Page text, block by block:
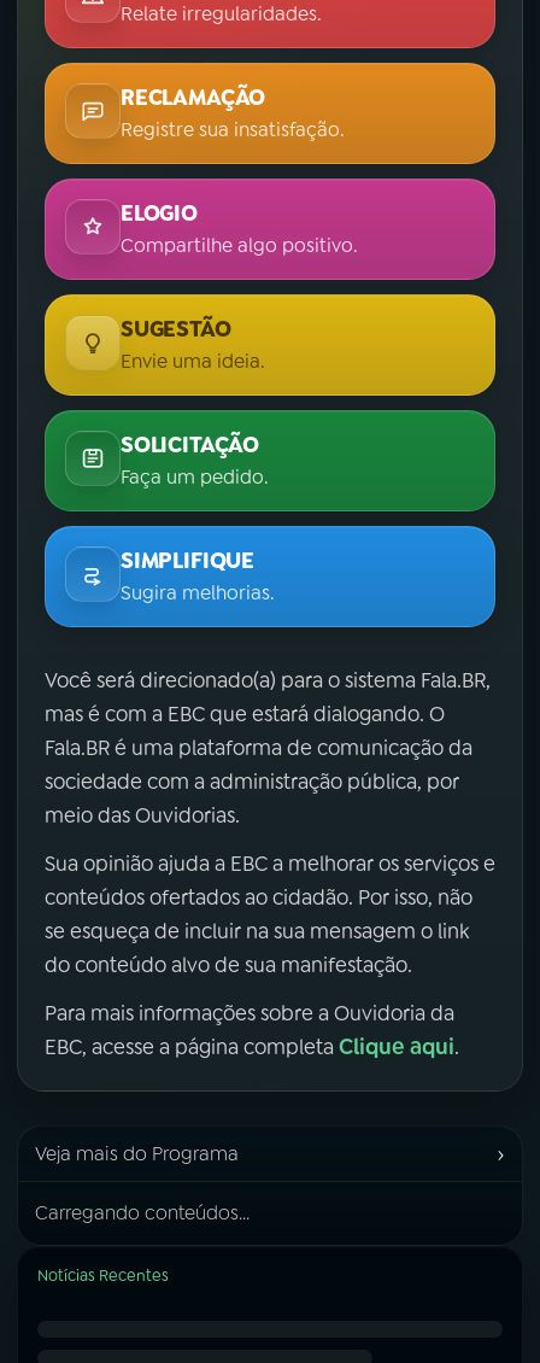
Relate irregularidades.
RECLAMAÇÃO
Registre sua insatisfação.
ELOGIO
Compartilhe algo positivo.
SUGESTÃO
Envie uma ideia.
SOLICITAÇÃO
Faça um pedido.
SIMPLIFIQUE
Sugira melhorias.
Você será direcionado(a) para o sistema Fala.BR,
mas é com a EBC que estará dialogando. O
Fala.BR é uma plataforma de comunicação da
sociedade com a administração pública, por
meio das Ouvidorias.
Sua opinião ajuda a EBC a melhorar os serviços e
conteúdos ofertados ao cidadão. Por isso, não
se esqueça de incluir na sua mensagem o link
do conteúdo alvo de sua manifestação.
Para mais informações sobre a Ouvidoria da
EBC, acesse a página completa Clique aqui.
Veja mais do Programa ›
Carregando conteúdos...
Notícias Recentes